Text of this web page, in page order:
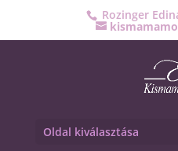
Rozinger
Oldal kiválasztása